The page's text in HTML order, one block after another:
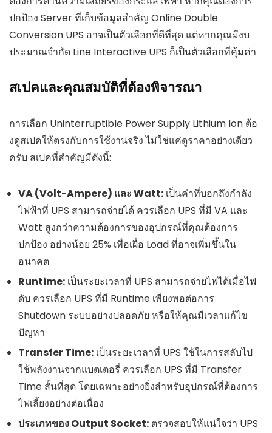
ปกป้อง Server ที่เก็บข้อมูลสำคัญ Online Double
Conversion UPS อาจเป็นตัวเลือกที่ดีที่สุด แต่หากคุณมีงบ
ประมาณจำกัด Line Interactive UPS ก็เป็นตัวเลือกที่คุ้มค่า
สเปคและคุณสมบัติที่ต้องพิจารณา
การเลือก Uninterruptible Power Supply Lithium Ion ต้อ
งดูสเปคให้ตรงกับการใช้งานจริง ไม่ใช่แค่ดูราคาอย่างเดียว
ครับ สเปคที่สำคัญมีดังนี้:
VA (Volt-Ampere) และ Watt: เป็นค่าที่บอกถึงกำลัง
ไฟฟ้าที่ UPS สามารถจ่ายได้ ควรเลือก UPS ที่มี VA และ
Watt สูงกว่าความต้องการของอุปกรณ์ที่คุณต้องการ
ปกป้อง อย่างน้อย 25% เพื่อเผื่อ Load ที่อาจเพิ่มขึ้นใน
อนาคต
Runtime: เป็นระยะเวลาที่ UPS สามารถจ่ายไฟได้เมื่อไฟ
ดับ ควรเลือก UPS ที่มี Runtime เพียงพอต่อการ
Shutdown ระบบอย่างปลอดภัย หรือให้คุณมีเวลาแก้ไข
ปัญหา
Transfer Time: เป็นระยะเวลาที่ UPS ใช้ในการสลับไป
ใช้พลังงานจากแบตเตอรี่ ควรเลือก UPS ที่มี Transfer
Time สั้นที่สุด โดยเฉพาะอย่างยิ่งสำหรับอุปกรณ์ที่ต้องการ
ไฟเลี้ยงอย่างต่อเนื่อง
ประเภทของ Output Socket: ตรวจสอบให้แน่ใจว่า UPS